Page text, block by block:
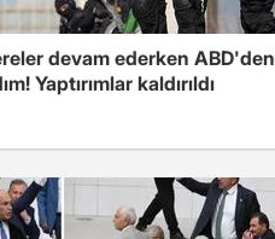
devam ederken ABD'den
Yaptırımlar kaldırıldı